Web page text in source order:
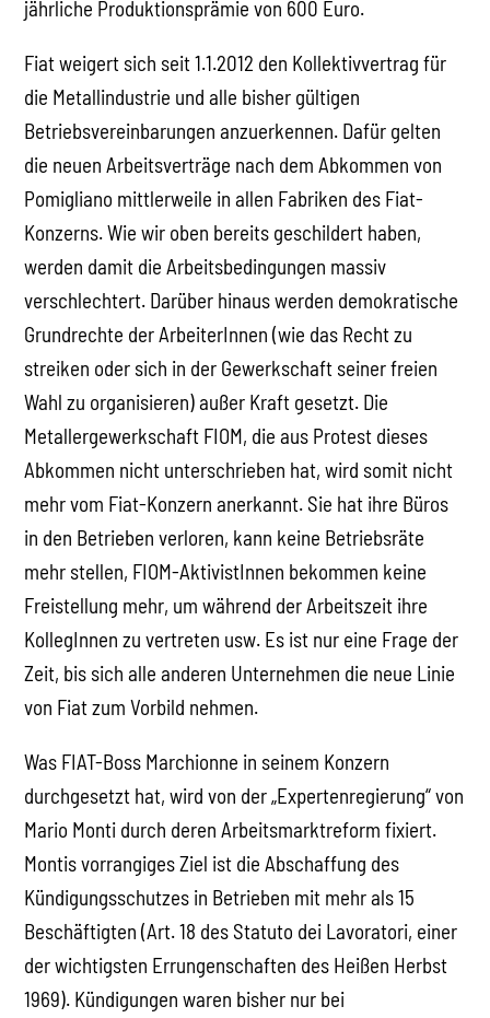
jährliche Produktionsprämie von 600 Euro.
Fiat weigert sich seit 1.1.2012 den Kollektivvertrag für
die Metallindustrie und alle bisher gültigen
Betriebsvereinbarungen anzuerkennen. Dafür gelten
die neuen Arbeitsverträge nach dem Abkommen von
Pomigliano mittlerweile in allen Fabriken des Fiat-
Konzerns. Wie wir oben bereits geschildert haben,
werden damit die Arbeitsbedingungen massiv
verschlechtert. Darüber hinaus werden demokratische
Grundrechte der ArbeiterInnen (wie das Recht zu
streiken oder sich in der Gewerkschaft seiner freien
Wahl zu organisieren) außer Kraft gesetzt. Die
Metallergewerkschaft FIOM, die aus Protest dieses
Abkommen nicht unterschrieben hat, wird somit nicht
mehr vom Fiat-Konzern anerkannt. Sie hat ihre Büros
in den Betrieben verloren, kann keine Betriebsräte
mehr stellen, FIOM-AktivistInnen bekommen keine
Freistellung mehr, um während der Arbeitszeit ihre
KollegInnen zu vertreten usw. Es ist nur eine Frage der
Zeit, bis sich alle anderen Unternehmen die neue Linie
von Fiat zum Vorbild nehmen.
Was FIAT-Boss Marchionne in seinem Konzern
durchgesetzt hat, wird von der „Expertenregierung“ von
Mario Monti durch deren Arbeitsmarktreform fixiert.
Montis vorrangiges Ziel ist die Abschaffung des
Kündigungsschutzes in Betrieben mit mehr als 15
Beschäftigten (Art. 18 des Statuto dei Lavoratori, einer
der wichtigsten Errungenschaften des Heißen Herbst
1969). Kündigungen waren bisher nur bei